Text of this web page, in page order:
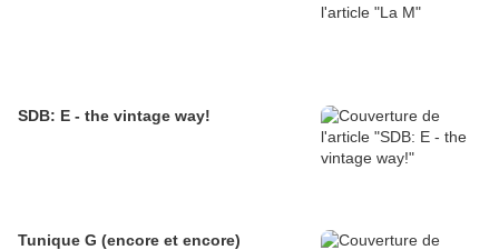
SDB: E - the vintage way!
Tunique G (encore et encore)